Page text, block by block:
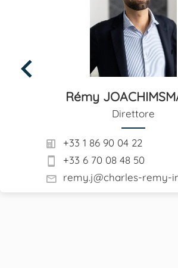
Rémy
Direttore
+33 1 86 90 04 22
+33 6 70 08 48 50
remy.j@charles-remy-